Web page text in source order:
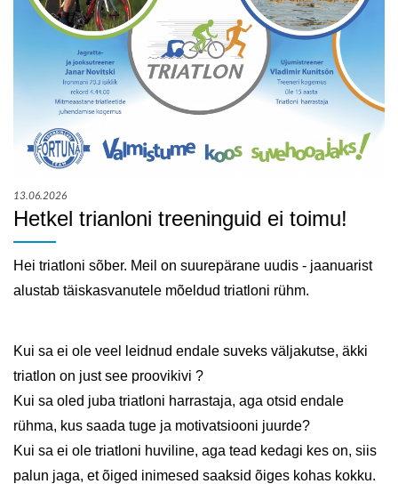
KONTAKT
13.06.2026
Hetkel trianloni treeninguid ei toimu!
Hei triatloni sõber. Meil on suurepärane uudis - jaanuarist
alustab täiskasvanutele mõeldud triatloni rühm.
Kui sa ei ole veel leidnud endale suveks väljakutse, äkki
triatlon on just see proovikivi ?
Kui sa oled juba triatloni harrastaja, aga otsid endale
rühma, kus saada tuge ja motivatsiooni juurde?
Kui sa ei ole triatloni huviline, aga tead kedagi kes on, siis
palun jaga, et õiged inimesed saaksid õiges kohas kokku.